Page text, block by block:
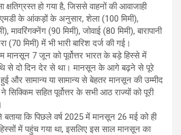
क्षतिग्रस्त हो गया है, जिससे वाहनों की आवाजाही
के आंकड़ों के अनुसार, शेला (100 मिमी),
मावरिंगक्नेंग (90 मिमी), जोवाई (80 मिमी), बारापानी
(70 मिमी) में भी भारी बारिश दर्ज की गई।
मानसून 7 जून को पूर्वोत्तर भारत के बड़े हिस्से में
से दो दिन देर से था। मानसून के आगे बढ़ने से पूरे
और सामान्य या सामान्य से बेहतर मानसून की उम्मीद
सिक्किम सहित पूर्वोत्तर के सभी आठ राज्यों को पूरी
कि पिछले वर्ष 2025 में मानसून 26 मई को ही
में पहुंच गया था, इसलिए इस साल मानसून का